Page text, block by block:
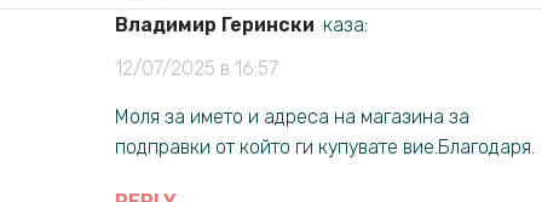
Владимир Герински каза:
12/07/2025 в 16:57
Моля за името и адреса на магазина за
подправки от който ги купувате вие.Благодаря.